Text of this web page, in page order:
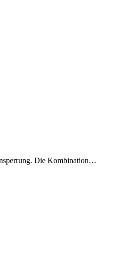
Die Kombination…